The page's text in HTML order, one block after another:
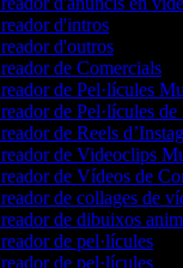
d'intros
d'outros
de Comercials
de Pel·lícules
de Pel·lícules de
de Reels
de Videoclips
de Vídeos de
de collages de
de dibuixos
de pel·lícules
de pel·lícules